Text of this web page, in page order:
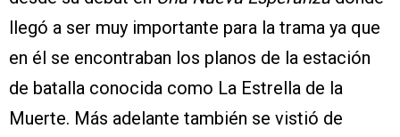
llegó a ser muy importante para la trama ya que
en él se encontraban los planos de la estación
de batalla conocida como La Estrella de la
Muerte. Más adelante también se vistió de